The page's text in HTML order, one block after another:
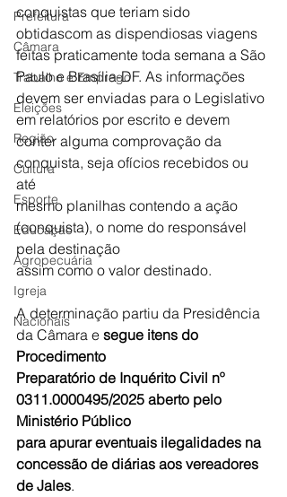
Prefeitura
Câmara
Trabalho e Emprego
Eleições
Região
Cultura
Esporte
Educação
Agropecuária
Igreja
Nacionais
conquistas que teriam sido
obtidascom as dispendiosas viagens
feitas praticamente toda semana a São
Paulo e Brasília-DF. As informações
devem ser enviadas para o Legislativo
em relatórios por escrito e devem
conter alguma comprovação da
conquista, seja ofícios recebidos ou
até
mesmo planilhas contendo a ação
(conquista), o nome do responsável
pela destinação
assim como o valor destinado.
A determinação partiu da Presidência
da Câmara e segue itens do
Procedimento
Preparatório de Inquérito Civil nº
0311.0000495/2025 aberto pelo
Ministério Público
para apurar eventuais ilegalidades na
concessão de diárias aos vereadores
de Jales.